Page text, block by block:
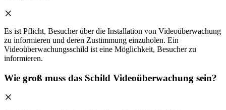
Es ist Pflicht, Besucher über die Installation von Videoüberwachung
zu informieren und deren Zustimmung einzuholen. Ein
Videoüberwachungsschild ist eine Möglichkeit, Besucher zu
informieren.
Wie groß muss das Schild Videoüberwachung sein?